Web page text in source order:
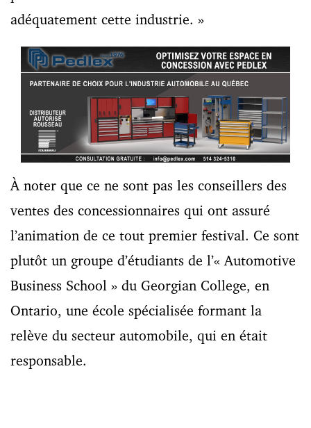
adéquatement cette industrie. »
À noter que ce ne sont pas les conseillers des
ventes des concessionnaires qui ont assuré
l’animation de ce tout premier festival. Ce sont
plutôt un groupe d’étudiants de l’« Automotive
Business School » du Georgian College, en
Ontario, une école spécialisée formant la
relève du secteur automobile, qui en était
responsable.